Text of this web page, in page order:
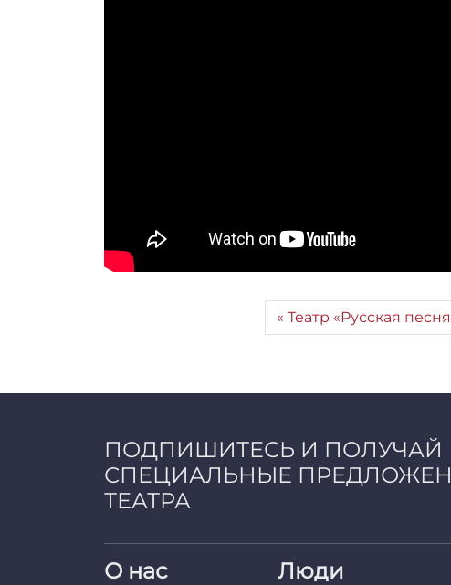
Театр «Русская
ПОДПИШИТЕСЬ И ПОЛУЧАЙ
СПЕЦИАЛЬНЫЕ
ТЕАТРА
О нас Люди